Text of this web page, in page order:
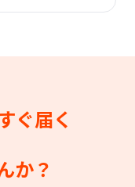
ぐ届く
か？